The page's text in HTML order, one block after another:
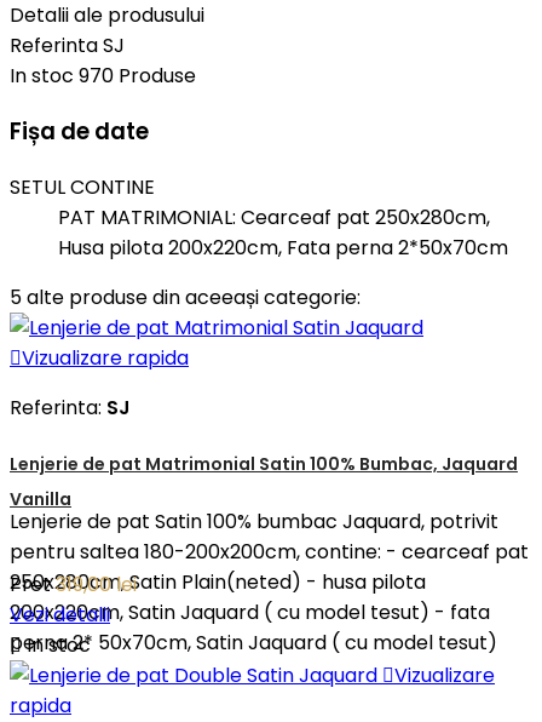
Detalii ale produsului
ReferintaSJ
In stoc 970 Produse
Fișa de date
SETUL CONTINE
PAT MATRIMONIAL: Cearceaf pat 250x280cm,
Husa pilota 200x220cm, Fata perna 2*50x70cm
5 alte produse din aceeași categorie:
Vizualizare rapida
Referinta: SJ
Lenjerie de pat Matrimonial Satin 100% Bumbac, Jaquard
Vanilla
Lenjerie de pat Satin 100% bumbac Jaquard, potrivit
pentru saltea 180-200x200cm, contine: - cearceaf pat
250x280cm, Satin Plain(neted) - husa pilota
200x220cm, Satin Jaquard ( cu model tesut) - fata
perna 2* 50x70cm, Satin Jaquard ( cu model tesut)
Pret319,00 lei
Vezi detalii
In stoc
Vizualizare
rapida